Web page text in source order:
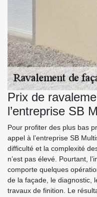
Prix de
l’entreprise SB
Pour profiter des plus bas
appel à l’entreprise SB
difficulté et la complexité
n’est pas élevé. Pourtant,
comporte quelques
de la façade, le diagnostic,
travaux de finition. Le